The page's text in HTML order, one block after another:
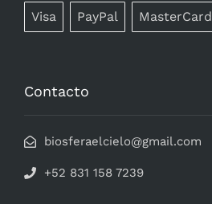
Visa PayPal MasterCard
Contacto
biosferaelcielo@gmail.com
+52 831 158 7239